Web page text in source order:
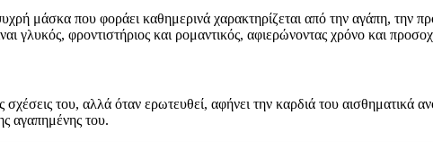
μάσκα που φοράει καθημερινά χαρακτηρίζεται από την αγάπη, την
γλυκός, φροντιστήριος και ρομαντικός, αφιερώνοντας χρόνο και
σχέσεις του, αλλά όταν ερωτευθεί, αφήνει την καρδιά του
αγαπημένης του.